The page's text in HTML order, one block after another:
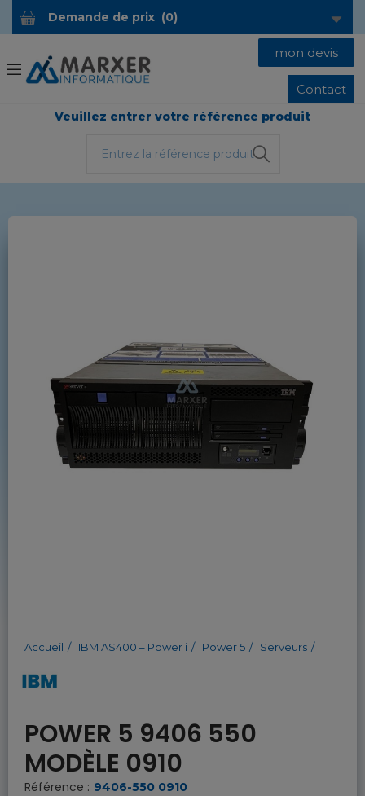
Demande de prix (0)
mon devis
Contact
Veuillez entrer votre référence produit
Accueil IBM AS400 – Power i Power 5 Serveurs
POWER 5 9406 550
MODÈLE 0910
Référence : 9406-550 0910